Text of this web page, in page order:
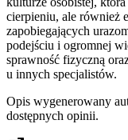
cierpieniu, ale również
zapobiegających
podejściu i ogromnej
sprawność fizyczną
u innych specjalistów.
Opis wygenerowany
dostępnych opinii.